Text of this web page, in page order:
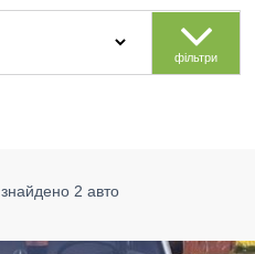
фільтри
знайдено 2 авто